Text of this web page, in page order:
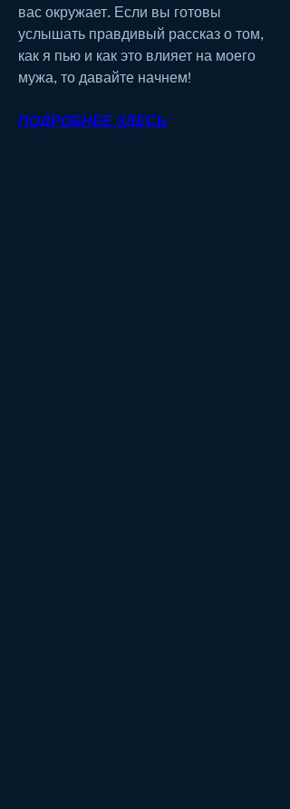
вас окружает. Если вы готовы
услышать правдивый рассказ о том,
как я пью и как это влияет на моего
мужа, то давайте начнем!
ПОДРОБНЕЕ ЗДЕСЬ